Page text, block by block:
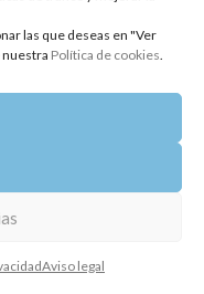
las que deseas en "Ver
Política de cookies.
Aviso legal
Política de cookies